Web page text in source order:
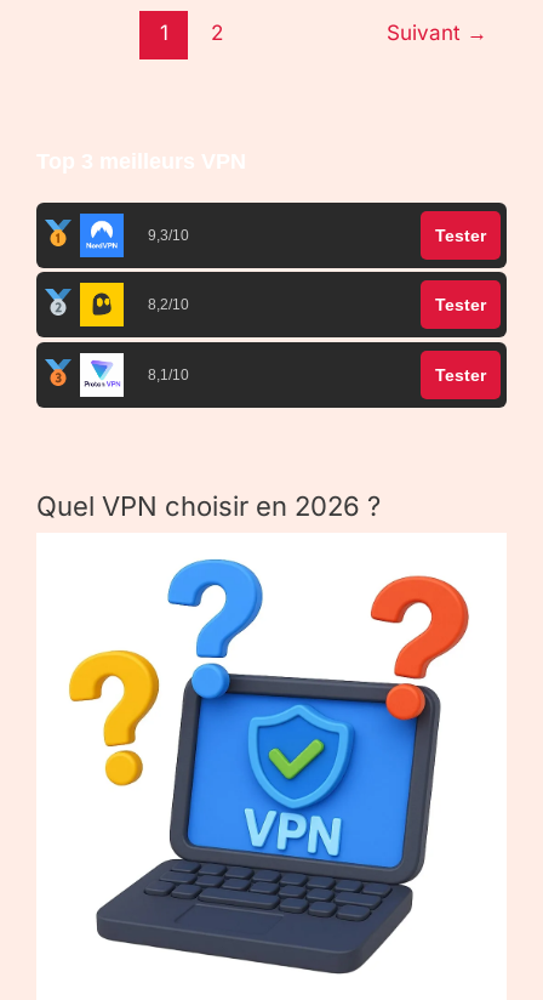
1 2 Suivant →
Top 3 meilleurs VPN
9,3/10 Tester
8,2/10 Tester
8,1/10 Tester
Quel VPN choisir en 2026 ?